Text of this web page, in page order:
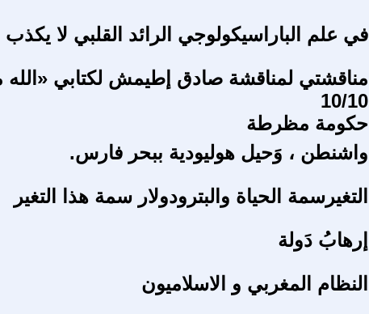
في علم الباراسيكولوجي الرائد القلبي لا يكذب
مناقشتي لمناقشة صادق إطيمش لكتابي
10/10
حكومة مظرطة
واشنطن ، وَحيل هوليودية ببحر فارس.
التغيرسمة الحياة والبترودولار سمة هذا التغير
إرهابُ دَولة
النظام المغربي و الاسلاميون